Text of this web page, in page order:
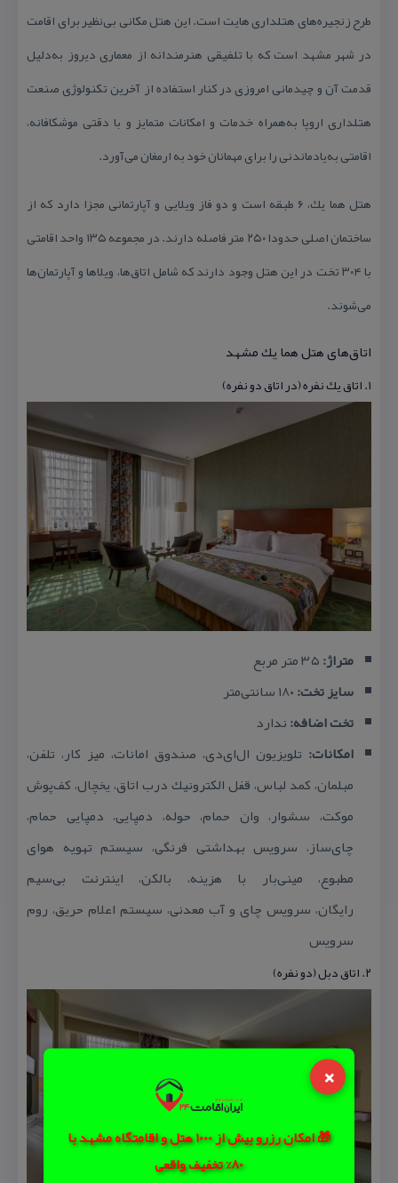
×
🎁 امکان رزرو بیش از 1000 هتل و اقامتگاه مشهد با
80% تخفیف واقعی
طرح زنجیره‌های هتلداری هایت است. این هتل مكانی بی‌نظیر برای اقامت
در شهر مشهد است كه با تلفیقی هنرمندانه از معماری دیروز به‌دلیل
قدمت آن و چیدمانی امروزی در كنار استفاده از آخرین تكنولوژی صنعت
هتلداری اروپا به‌همراه خدمات و امكانات متمایز و با دقتی موشكافانه،
اقامتی به‌یادماندنی را برای مهمانان خود به ارمغان می‌آورد.
هتل هما یك، ۶ طبقه است و دو فاز ویلایی و آپارتمانی مجزا دارد كه از
ساختمان اصلی حدودا ۲۵۰ متر فاصله دارند. در مجموعه ۱۳۵ واحد اقامتی
با ۳۰۴ تخت در این هتل وجود دارند كه شامل اتاق‌ها، ویلاها و آپارتمان‌ها
می‌شوند.
اتاق‌های هتل هما یك مشهد
۱. اتاق یك نفره (در اتاق دو نفره)
متراژ:
سایز تخت:
تخت اضافه:ندارد
امكانات: تلویزیون ال‌ای‌دی، صندوق امانات، میز كار، تلفن،
مبلمان، كمد لباس، قفل الكترونیك درب اتاق، یخچال، كف‌پوش
موكت، سشوار، وان حمام، حوله، دمپایی، دمپایی حمام،
چای‌ساز، سرویس بهداشتی فرنگی، سیستم تهویه هوای
مطبوع، مینی‌بار با هزینه، بالكن، اینترنت بی‌سیم
رایگان، سرویس چای و آب معدنی، سیستم اعلام حریق، روم
سرویس
۲. اتاق دبل (دو نفره)